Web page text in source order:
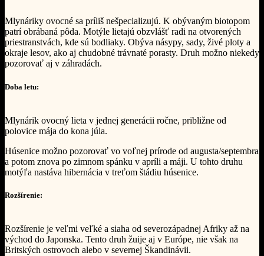
Mlynáriky ovocné sa príliš nešpecializujú. K obývaným biotopom
patrí obrábaná pôda. Motýle lietajú obzvlášť radi na otvorených
priestranstvách, kde sú bodliaky. Obýva násypy, sady, živé ploty a
okraje lesov, ako aj chudobné trávnaté porasty. Druh možno niekedy
pozorovať aj v záhradách.
Doba letu:
Mlynárik ovocný lieta v jednej generácii ročne, približne od
polovice mája do kona júla.
Húsenice možno pozorovať vo voľnej prírode od augusta/septembra
a potom znova po zimnom spánku v apríli a máji. U tohto druhu
motýľa nastáva hibernácia v treťom štádiu húsenice.
Rozšírenie:
Rozšírenie je veľmi veľké a siaha od severozápadnej Afriky až na
východ do Japonska. Tento druh žuije aj v Európe, nie však na
Britských ostrovoch alebo v severnej Škandinávii.